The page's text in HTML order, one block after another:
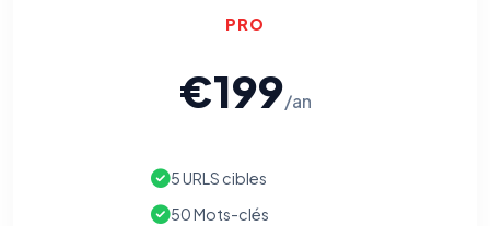
PRO
€199/an
5 URLS cibles
50 Mots-clés